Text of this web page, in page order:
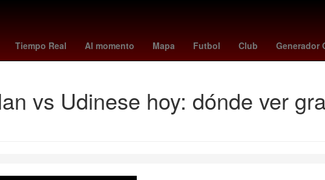
Tiempo Real Al momento Mapa Futbol Club Generador
Procter & Gamble Agresión enciso paraguay 6 de abril La
vs Udinese hoy: dónde ver